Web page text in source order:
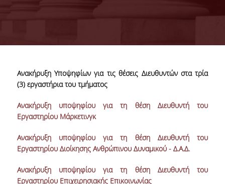
ΜΕ ΜΙΑ ΜΑΤΙΑ
ΑΝΘΡΩΠΙΝΟ ΔΥΝΑΜΙΚΟ
ΜΕΛΗ ΔΕΠ
Ε.ΔΙ.Π.
ΥΠΟΨΗΦΙΟΙ ΔΙΔΑΚΤΟΡΕΣ
Ανακήρυξη Υποψηφίων για τις θέσεις Διευθυντών στα τρία
(3) εργαστήρια του τμήματος
Ανακήρυξη υποψηφίου για τη θέση Διευθυντή του
Εργαστηρίου Μάρκετινγκ
Ανακήρυξη υποψηφίου για τη θέση Διευθυντή του
Εργαστηρίου Διοίκησης Ανθρώπινου Δυναμικού - Δ.Α.Δ.
Ανακήρυξη υποψηφίου για τη θέση Διευθυντή του
Εργαστηρίου Επιχειρησιακής Επικοινωνίας